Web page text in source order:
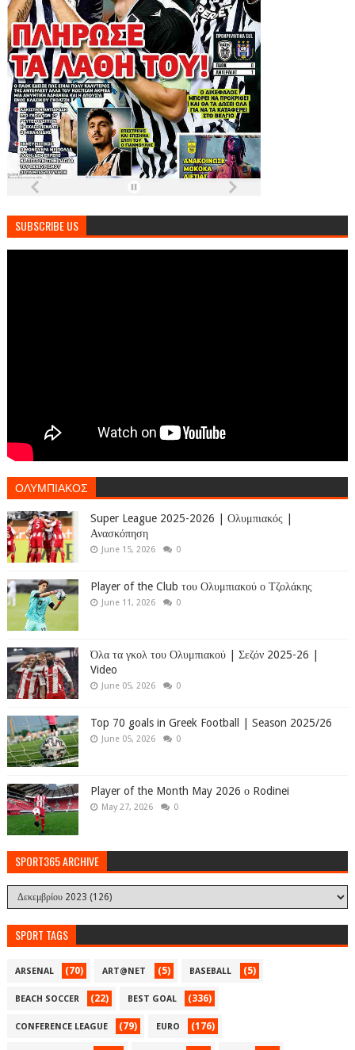
SUBSCRIBE US
ΟΛΥΜΠΙΑΚΟΣ
Super League 2025-2026 | Ολυμπιακός |
Ανασκόπηση
June 15, 2026 0
Player of the Club του Ολυμπιακού ο Τζολάκης
June 11, 2026 0
Όλα τα γκολ του Ολυμπιακού | Σεζόν 2025-26 |
Video
June 05, 2026 0
Top 70 goals in Greek Football | Season 2025/26
June 05, 2026 0
Player of the Month May 2026 ο Rodinei
May 27, 2026 0
SPORT365 ARCHIVE
SPORT TAGS
ARSENAL (70) ART@NET (5) BASEBALL (5)
BEACH SOCCER (22) BEST GOAL (336)
CONFERENCE LEAGUE (79) EURO (176)